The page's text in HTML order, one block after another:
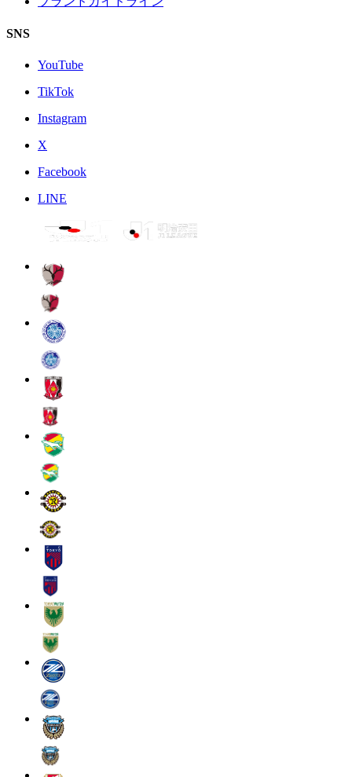
SNS
YouTube
TikTok
Instagram
X
Facebook
LINE